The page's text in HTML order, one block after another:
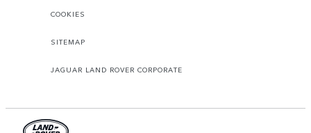
COOKIES
SITEMAP
JAGUAR LAND ROVER CORPORATE